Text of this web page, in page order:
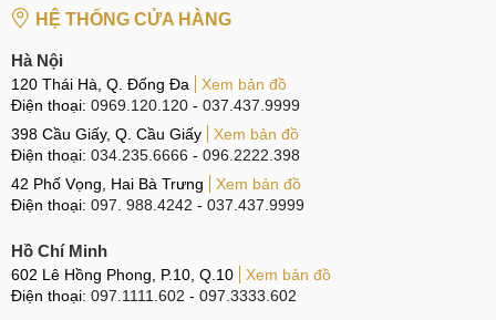
HỆ THỐNG CỬA HÀNG
Hà Nội
120 Thái Hà, Q. Đống Đa
Xem bản đồ
Điện thoại: 0969.120.120 - 037.437.9999
398 Cầu Giấy, Q. Cầu Giấy
Xem bản đồ
Điện thoại: 034.235.6666 - 096.2222.398
42 Phố Vọng, Hai Bà Trưng
Xem bản đồ
Điện thoại: 097. 988.4242 - 037.437.9999
Hồ Chí Minh
602 Lê Hồng Phong, P.10, Q.10
Xem bản đồ
Điện thoại: 097.1111.602 - 097.3333.602